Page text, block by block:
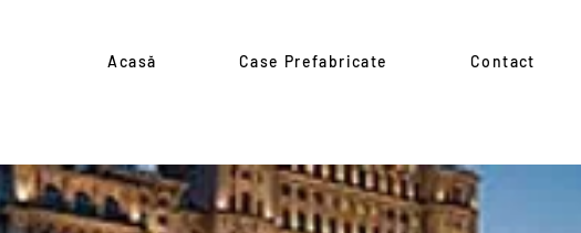
Acasă Case Prefabricate Contact